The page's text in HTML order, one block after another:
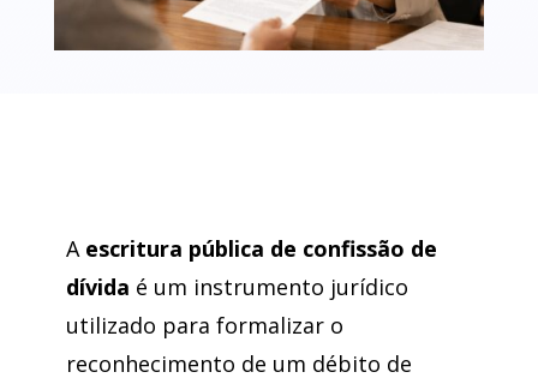
Aescritura pública de confissão de
dívida é um instrumento jurídico
utilizado para formalizar o
reconhecimento de um débito de